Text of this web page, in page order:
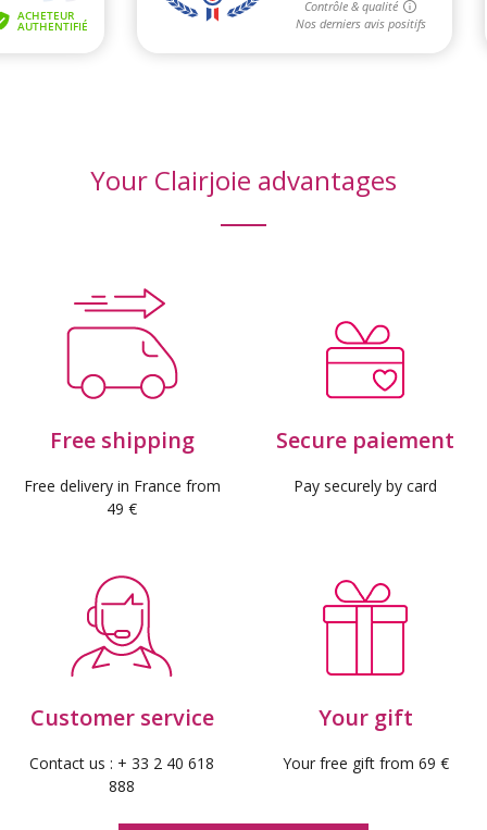
Your Clairjoie advantages
Free shipping
Free delivery in France from
49 €
Secure paiement
Pay securely by card
Customer service
Contact us : + 33 2 40 618
888
Your gift
Your free gift from 69 €